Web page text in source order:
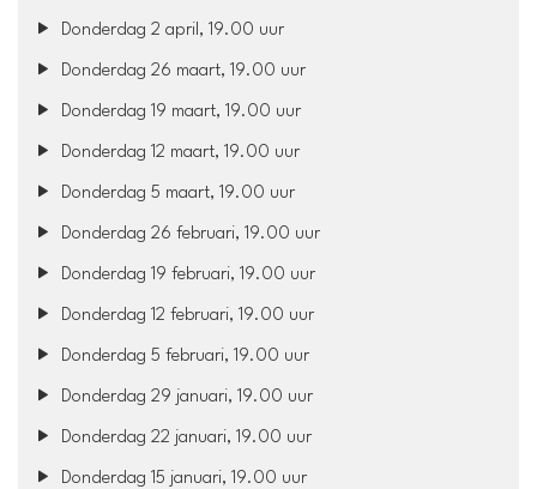
Donderdag 2 april, 19.00 uur
Donderdag 26 maart, 19.00 uur
Donderdag 19 maart, 19.00 uur
Donderdag 12 maart, 19.00 uur
Donderdag 5 maart, 19.00 uur
Donderdag 26 februari, 19.00 uur
Donderdag 19 februari, 19.00 uur
Donderdag 12 februari, 19.00 uur
Donderdag 5 februari, 19.00 uur
Donderdag 29 januari, 19.00 uur
Donderdag 22 januari, 19.00 uur
Donderdag 15 januari, 19.00 uur